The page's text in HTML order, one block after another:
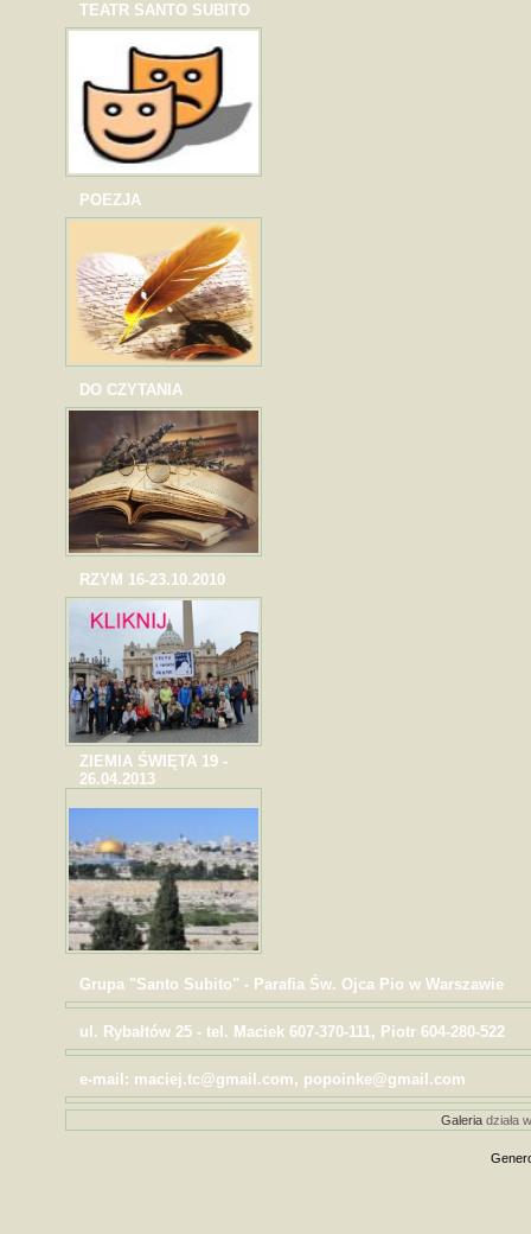
TEATR SANTO SUBITO
POEZJA
DO CZYTANIA
RZYM 16-23.10.2010
ZIEMIA ŚWIĘTA 19 -
26.04.2013
Grupa "Santo Subito" - Parafia Św. Ojca Pio w Warszawie
ul. Rybałtów 25 - tel. Maciek 607-370-111, Piotr 604-280-522
e-mail: maciej.tc@gmail.com, popoinke@gmail.com
Galeriadziała